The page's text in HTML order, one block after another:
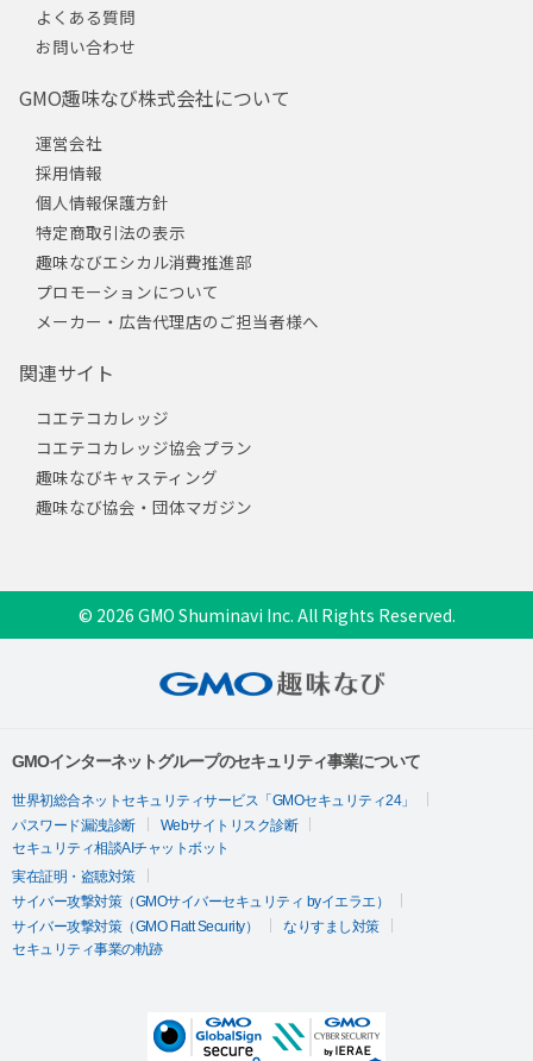
よくある質問
お問い合わせ
GMO趣味なび株式会社について
運営会社
採用情報
個人情報保護方針
特定商取引法の表示
趣味なびエシカル消費推進部
プロモーションについて
メーカー・広告代理店のご担当者様へ
関連サイト
コエテコカレッジ
コエテコカレッジ協会プラン
趣味なびキャスティング
趣味なび協会・団体マガジン
© 2026 GMO Shuminavi Inc. All Rights Reserved.